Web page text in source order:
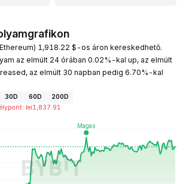
1,918.22 $-os áron kereskedhető.
az elmúlt 24 órában 0.02%-kal up, az elmúlt
az elmúlt 30 napban pedig 6.70%-kal
30D 60D
200D
: lei1,837.91